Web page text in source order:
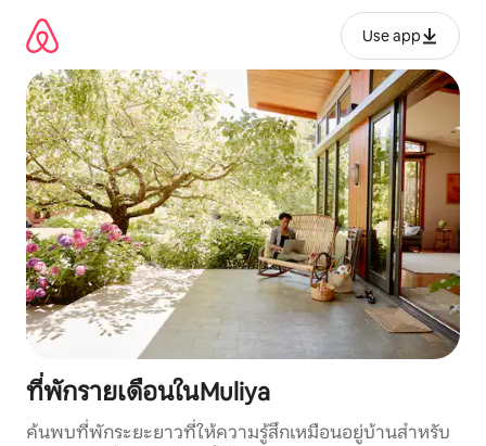
เนื้อหา
Use app
ที่พักรายเดือนในMuliya
ค้นพบที่พักระยะยาวที่ให้ความรู้สึกเหมือนอยู่บ้านสำหรับ